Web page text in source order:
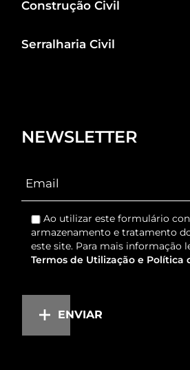
Construção Civil
Serralharia Civil
NEWSLETTER
Ao utilizar este formulário
armazenamento e tratamento
este site. Para mais informação
Termos de Utilização e Política
ENVIAR